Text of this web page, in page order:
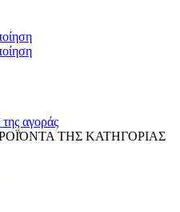
της αγοράς
ΤΗΣ ΚΑΤΗΓΟΡΙΑΣ